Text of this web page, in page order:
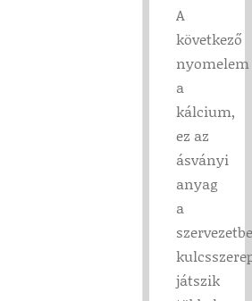
A
következő
nyomelem
a
kálcium,
ez az
ásványi
anyag
a
játszik